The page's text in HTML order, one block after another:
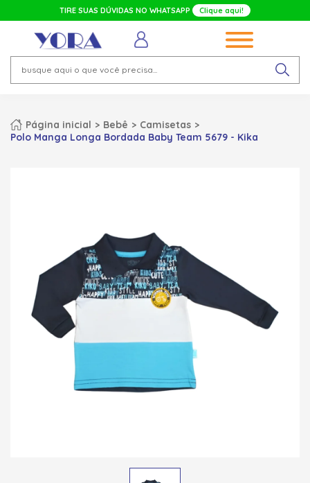
TIRE SUAS DÚVIDAS NO WHATSAPP Clique aqui!
Página inicial Bebê
Camisetas
Polo Manga Longa Bordada Baby Team 5679 - Kika